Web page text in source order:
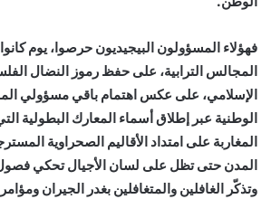
فهؤلاء المسؤولون البيجيديون حرصوا، يوم
المجالس الترابية، على حفظ رموز النضال
الإسلامي، على عكس اهتمام باقي مسؤولي
الوطنية عبر إطلاق أسماء المعارك البطولية
المغاربة على امتداد الأقاليم الصحراوية
المدن حتى تظل على لسان الأجيال تحكي فصول
وتذكّر الغافلين والمتغافلين بغدر الجيران